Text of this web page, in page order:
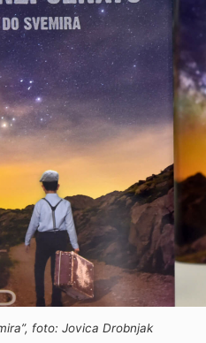
foto: Jovica Drobnjak